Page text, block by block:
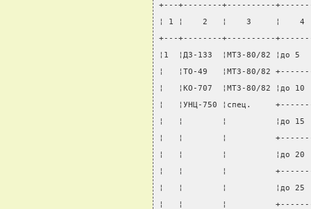
+---+--------+----------
¦ 1 ¦    2   ¦    3     ¦
+---+--------+----------
¦1  ¦ДЗ-133  ¦МТЗ-80/82
¦   ¦ТО-49   ¦МТЗ-80/82
¦   ¦КО-707  ¦МТЗ-80/82 ¦до
¦   ¦УНЦ-750 ¦спец.
¦   ¦        ¦          ¦до 15
¦   ¦        ¦
¦   ¦        ¦          ¦до 20
¦   ¦        ¦
¦   ¦        ¦          ¦до 25
¦   ¦        ¦